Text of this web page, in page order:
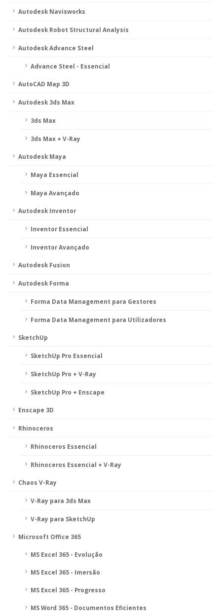
Autodesk Navisworks
Autodesk Robot Structural Analysis
Autodesk Advance Steel
Advance Steel - Essencial
AutoCAD Map 3D
Autodesk 3ds Max
3ds Max
3ds Max + V-Ray
Autodesk Maya
Maya Essencial
Maya Avançado
Autodesk Inventor
Inventor Essencial
Inventor Avançado
Autodesk Fusion
Autodesk Forma
Forma Data Management para Gestores
Forma Data Management para Utilizadores
SketchUp
SketchUp Pro Essencial
SketchUp Pro + V-Ray
SketchUp Pro + Enscape
Enscape 3D
Rhinoceros
Rhinoceros Essencial
Rhinoceros Essencial + V-Ray
Chaos V-Ray
V-Ray para 3ds Max
V-Ray para SketchUp
Microsoft Office 365
MS Excel 365 - Evolução
MS Excel 365 - Imersão
MS Excel 365 - Progresso
MS Word 365 - Documentos Eficientes